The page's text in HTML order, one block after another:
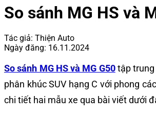
So sánh MG HS và
Tác giả: Thiện Auto
Ngày đăng: 16.11.2024
So sánh MG HS và MG G50tập trung
phân khúc SUV hạng C với phong
chi tiết hai mẫu xe qua bài viết dưới